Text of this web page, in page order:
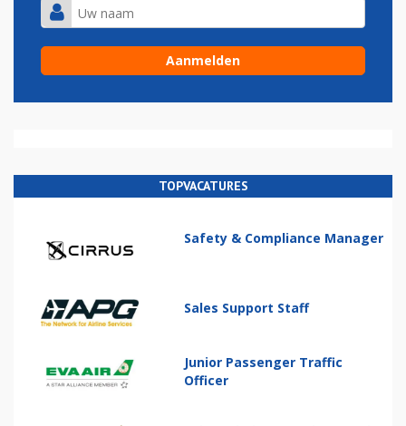
TOPVACATURES
Safety & Compliance Manager
Sales Support Staff
Junior Passenger Traffic
Officer